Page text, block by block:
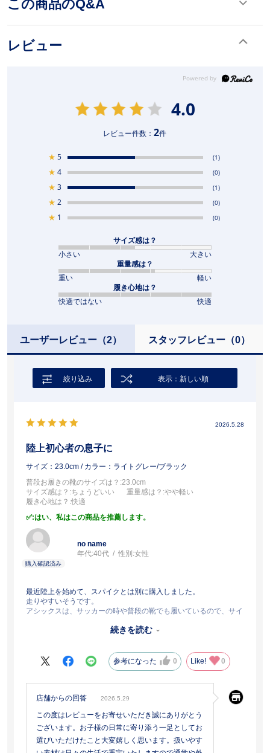
この商品のQ&A
レビュー
4.0
レビュー件数：2件
★ 5 (1)
★ 4 (0)
★ 3 (1)
★ 2 (0)
★ 1 (0)
サイズ感は？
小さい
大きい
重量感は？
重い
軽い
履き心地は？
快適ではない
快適
ユーザーレビュー （2） スタッフレビュー（0）
絞り込み 表示：新しい順
2026.5.28
陸上初心者の息子に
サイズ：23.0cm / カラー：ライトグレー/ブラック
普段お履きの靴のサイズは？ :23.0cm
サイズ感は？ :ちょうどいい 重量感は？ :やや軽い
履き心地は？ :快適
:はい、私はこの商品を推薦します。
no name
年代:40代 性別:女性
最近陸上を始めて、スパイクとは別に購入しました。
走りやすいそうです。
アシックスは、サッカーの時や普段の靴でも履いているので、サイ
つるんとしてるので、トラックの赤色がついちゃっても落としやす
続きを読む
参考になった 0 Like! 0
店舗からの回答 2026.5.29
この度はレビューをお寄せいただき誠にありがとう
ございます。お子様の日常に寄り添う一足としてお
選びいただけたこと大変嬉しく思います。扱いやす